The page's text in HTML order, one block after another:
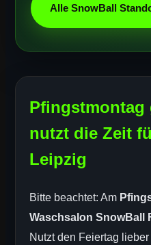
Alle SnowBall
Pfingstmontag
nutzt die Zeit
Leipzig
Bitte beachtet: Am
Waschsalon SnowBall
Nutzt den Feiertag